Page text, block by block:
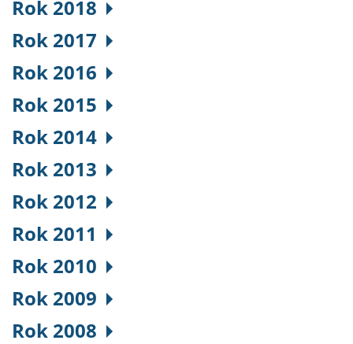
Rok 2018
Rok 2017
Rok 2016
Rok 2015
Rok 2014
Rok 2013
Rok 2012
Rok 2011
Rok 2010
Rok 2009
Rok 2008